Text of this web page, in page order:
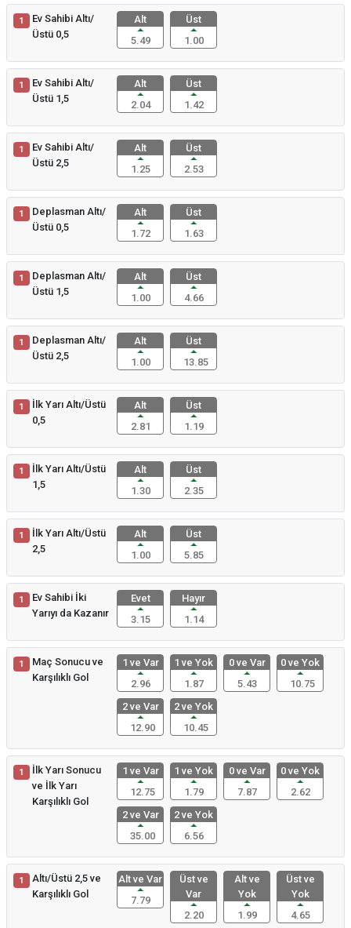
1
Ev Sahibi Altı/
Üstü 0,5
Alt
5.49
Üst
1.00
1
Ev Sahibi Altı/
Üstü 1,5
Alt
2.04
Üst
1.42
1
Ev Sahibi Altı/
Üstü 2,5
Alt
1.25
Üst
2.53
1
Deplasman Altı/
Üstü 0,5
Alt
1.72
Üst
1.63
1
Deplasman Altı/
Üstü 1,5
Alt
1.00
Üst
4.66
1
Deplasman Altı/
Üstü 2,5
Alt
1.00
Üst
13.85
1
İlk Yarı Altı/Üstü
0,5
Alt
2.81
Üst
1.19
1
İlk Yarı Altı/Üstü
1,5
Alt
1.30
Üst
2.35
1
İlk Yarı Altı/Üstü
2,5
Alt
1.00
Üst
5.85
1
Ev Sahibi İki
Yarıyı da Kazanır
Evet
3.15
Hayır
1.14
1
Maç Sonucu ve
Karşılıklı Gol
1 ve Var
2.96
1 ve Yok
1.87
0 ve Var
5.43
0 ve Yok
10.75
2 ve Var
12.90
2 ve Yok
10.45
1
İlk Yarı Sonucu
ve İlk Yarı
Karşılıklı Gol
1 ve Var
12.75
1 ve Yok
1.79
0 ve Var
7.87
0 ve Yok
2.62
2 ve Var
35.00
2 ve Yok
6.56
1
Altı/Üstü 2,5 ve
Karşılıklı Gol
Alt ve Var
7.79
Üst ve
Var
2.20
Alt ve
Yok
1.99
Üst ve
Yok
4.65